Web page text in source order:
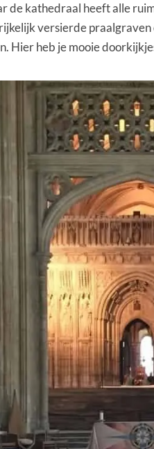
kathedraal heeft alle
versierde
Hier heb je mooie